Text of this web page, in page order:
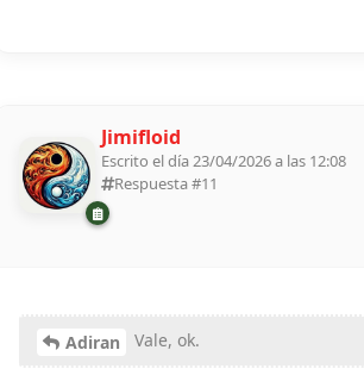
Jimifloid
Escrito el día 23/04/2026 a las 12:08
Respuesta #11
Adiran Vale, ok.